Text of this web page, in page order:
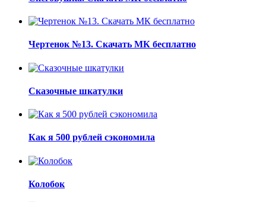
Чертенок №13. Скачать МК бесплатно
Сказочные шкатулки
Как я 500 рублей сэкономила
Колобок